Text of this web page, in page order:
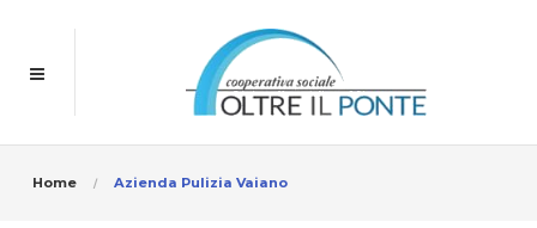
Home Azienda Pulizia Vaiano